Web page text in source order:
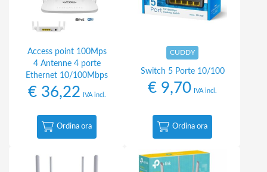
Access point 100Mps
4 Antenne 4 porte
Ethernet 10/100Mbps
€36,22 IVA incl.
Ordina ora
CUDDY
Switch 5 Porte 10/100
€ 9,70 IVA incl.
Ordina ora